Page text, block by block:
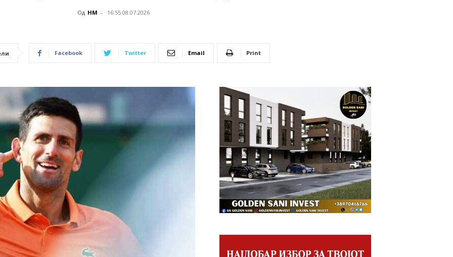
Од НМ - 16:55 08.07.2026
Facebook Twitter Email Print